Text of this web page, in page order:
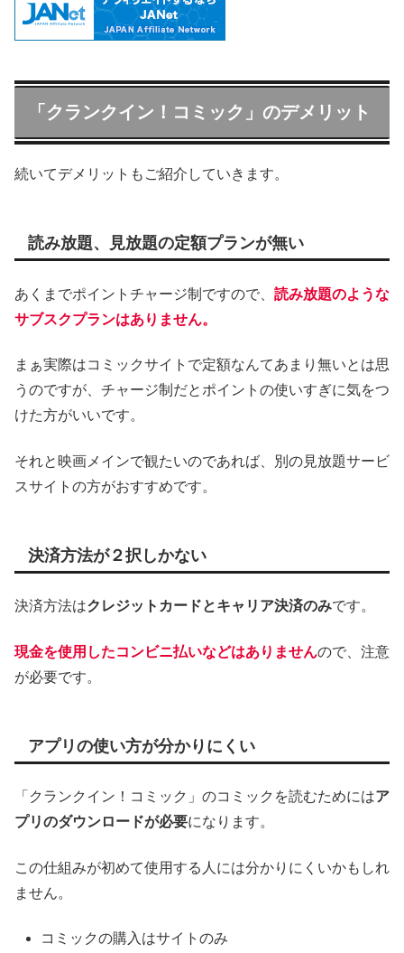
「クランクイン！コミック」のデメリット
続いてデメリットもご紹介していきます。
読み放題、見放題の定額プランが無い
あくまでポイントチャージ制ですので、 読み放題のような
サブスクプランはありません。
まぁ実際はコミックサイトで定額なんてあまり無いとは思
うのですが、チャージ制だとポイントの使いすぎに気をつ
けた方がいいです。
それと映画メインで観たいのであれば、別の見放題サービ
スサイトの方がおすすめです。
決済方法が２択しかない
決済方法はクレジットカードとキャリア決済のみです。
現金を使用したコンビニ払いなどはありませんので、注意
が必要です。
アプリの使い方が分かりにくい
「クランクイン！コミック」のコミックを読むためにはア
プリのダウンロードが必要になります。
この仕組みが初めて使用する人には分かりにくいかもしれ
ません。
コミックの購入はサイトのみ